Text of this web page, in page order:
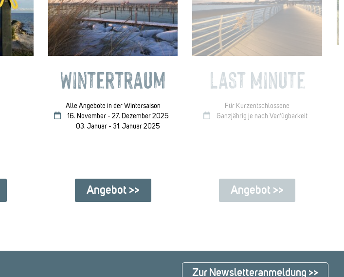
Wintertraum
Alle Angebote in der Wintersaison
16. November - 27. Dezember 2025
03. Januar - 31. Januar 2025
Angebot >>
Last Minute
Für Kurzentschlossene
Ganzjährig je nach Verfügbarkeit
Angebot >>
Zur Newsletteranmeldung >>